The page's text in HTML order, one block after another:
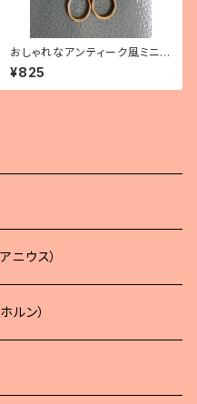
おしゃれなアンティーク風ミニシ
ザー トリ
¥825
ニウス）
ルン）